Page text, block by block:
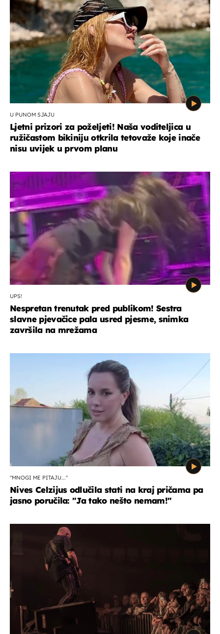
U PUNOM SJAJU
Ljetni prizori za poželjeti! Naša voditeljica u
ružičastom bikiniju otkrila tetovaže koje inače
nisu uvijek u prvom planu
UPS!
Nespretan trenutak pred publikom! Sestra
slavne pjevačice pala usred pjesme, snimka
završila na mrežama
"MNOGI ME PITAJU..."
Nives Celzijus odlučila stati na kraj pričama pa
jasno poručila: "Ja tako nešto nemam!"